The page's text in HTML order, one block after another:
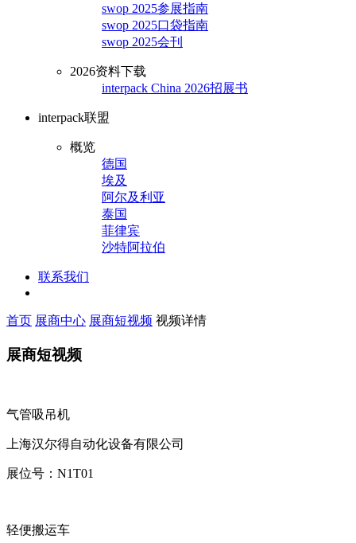
swop 2025参展指南
swop 2025口袋指南
swop 2025会刊
2026资料下载
interpack China 2026招展书
interpack联盟
概览
德国
埃及
阿尔及利亚
泰国
菲律宾
沙特阿拉伯
联系我们
首页 展商中心 展商短视频 视频详情
展商短视频
气管吸吊机
上海汉尔得自动化设备有限公司
展位号： N1T01
轻便搬运车